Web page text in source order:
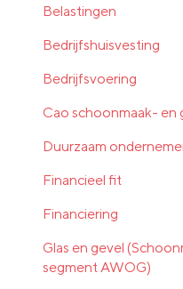
Belastingen
Bedrijfshuisvesting
Bedrijfsvoering
Cao schoonmaak- en
Duurzaam
Financieel fit
Financiering
Glas en gevel
segment AWOG)